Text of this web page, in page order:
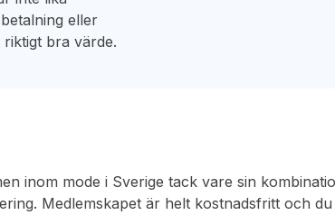
eller
bra värde.
inom mode i Sverige tack vare sin
Medlemskapet är helt kostnadsfritt och